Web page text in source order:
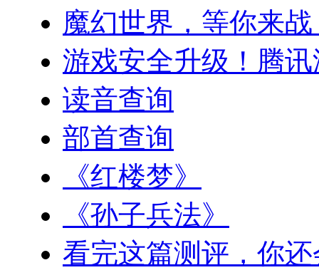
魔幻世界，等你来战
游戏安全升级！腾
读音查询
部首查询
《红楼梦》
《孙子兵法》
看完这篇测评，你